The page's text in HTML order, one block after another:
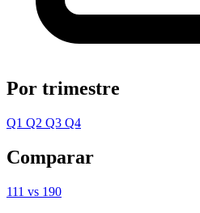
Por trimestre
Q1 Q2 Q3 Q4
Comparar
111 vs 190